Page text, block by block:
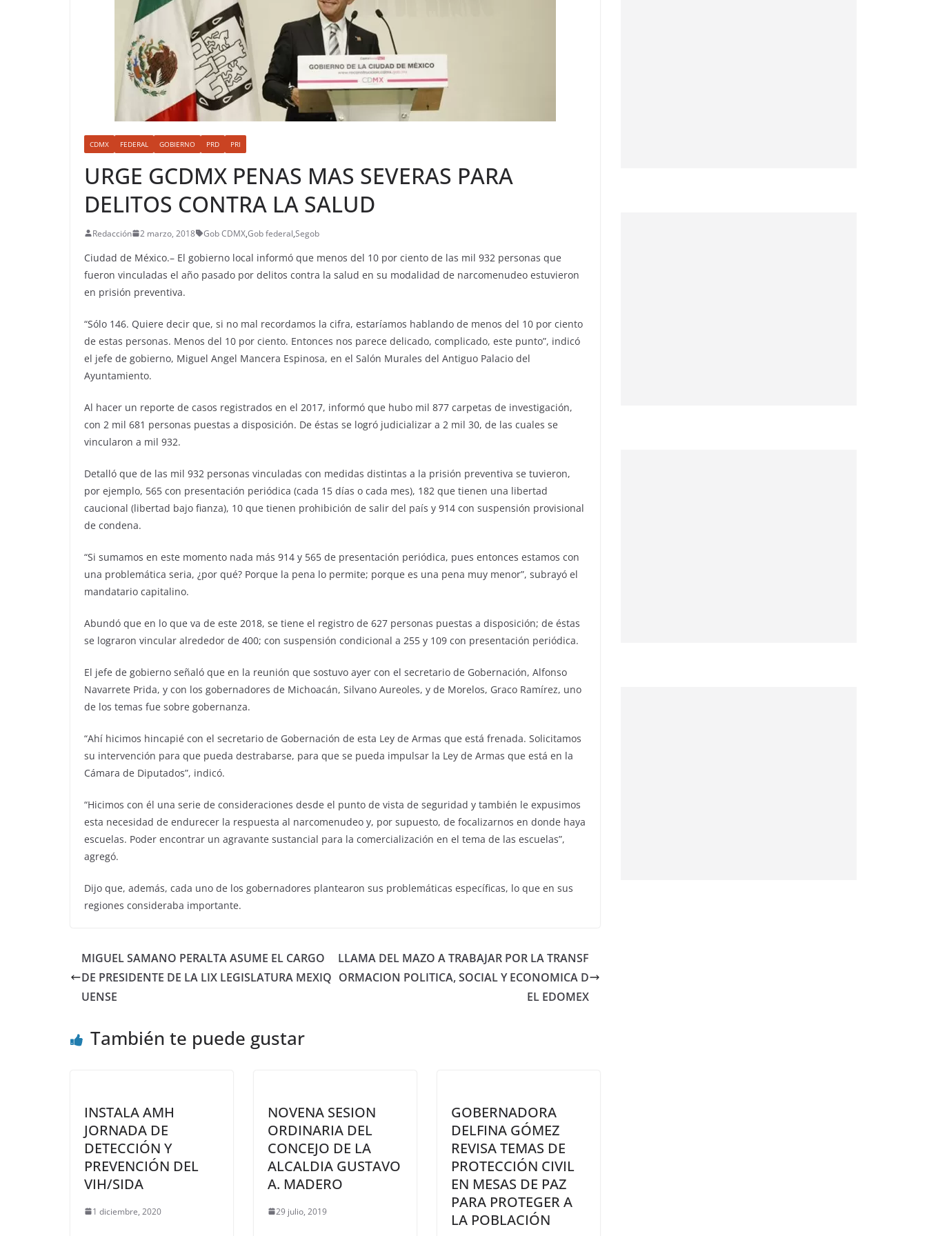
CDMX FEDERAL GOBIERNO PRD PRI
URGE GCDMX PENAS MAS SEVERAS PARA
DELITOS CONTRA LA SALUD
Redacción 2 marzo, 2018 Gob CDMX,Gob federal,Segob
Ciudad de México.– El gobierno local informó que menos del 10 por ciento de las mil 932 personas que
fueron vinculadas el año pasado por delitos contra la salud en su modalidad de narcomenudeo estuvieron
en prisión preventiva.
“Sólo 146. Quiere decir que, si no mal recordamos la cifra, estaríamos hablando de menos del 10 por ciento
de estas personas. Menos del 10 por ciento. Entonces nos parece delicado, complicado, este punto”, indicó
el jefe de gobierno, Miguel Angel Mancera Espinosa, en el Salón Murales del Antiguo Palacio del
Ayuntamiento.
Al hacer un reporte de casos registrados en el 2017, informó que hubo mil 877 carpetas de investigación,
con 2 mil 681 personas puestas a disposición. De éstas se logró judicializar a 2 mil 30, de las cuales se
vincularon a mil 932.
Detalló que de las mil 932 personas vinculadas con medidas distintas a la prisión preventiva se tuvieron,
por ejemplo, 565 con presentación periódica (cada 15 días o cada mes), 182 que tienen una libertad
caucional (libertad bajo fianza), 10 que tienen prohibición de salir del país y 914 con suspensión provisional
de condena.
“Si sumamos en este momento nada más 914 y 565 de presentación periódica, pues entonces estamos con
una problemática seria, ¿por qué? Porque la pena lo permite; porque es una pena muy menor”, subrayó el
mandatario capitalino.
Abundó que en lo que va de este 2018, se tiene el registro de 627 personas puestas a disposición; de éstas
se lograron vincular alrededor de 400; con suspensión condicional a 255 y 109 con presentación periódica.
El jefe de gobierno señaló que en la reunión que sostuvo ayer con el secretario de Gobernación, Alfonso
Navarrete Prida, y con los gobernadores de Michoacán, Silvano Aureoles, y de Morelos, Graco Ramírez, uno
de los temas fue sobre gobernanza.
“Ahí hicimos hincapié con el secretario de Gobernación de esta Ley de Armas que está frenada. Solicitamos
su intervención para que pueda destrabarse, para que se pueda impulsar la Ley de Armas que está en la
Cámara de Diputados”, indicó.
“Hicimos con él una serie de consideraciones desde el punto de vista de seguridad y también le expusimos
esta necesidad de endurecer la respuesta al narcomenudeo y, por supuesto, de focalizarnos en donde haya
escuelas. Poder encontrar un agravante sustancial para la comercialización en el tema de las escuelas”,
agregó.
Dijo que, además, cada uno de los gobernadores plantearon sus problemáticas específicas, lo que en sus
regiones consideraba importante.
MIGUEL SAMANO PERALTA ASUME EL CARGO
DE PRESIDENTE DE LA LIX LEGISLATURA MEXIQ
UENSE
LLAMA DEL MAZO A TRABAJAR POR LA TRANSF
ORMACION POLITICA, SOCIAL Y ECONOMICA D
EL EDOMEX
También te puede gustar
INSTALA AMH
JORNADA DE
DETECCIÓN Y
PREVENCIÓN DEL
VIH/SIDA
1 diciembre, 2020
NOVENA SESION
ORDINARIA DEL
CONCEJO DE LA
ALCALDIA GUSTAVO
A. MADERO
29 julio, 2019
GOBERNADORA
DELFINA GÓMEZ
REVISA TEMAS DE
PROTECCIÓN CIVIL
EN MESAS DE PAZ
PARA PROTEGER A
LA POBLACIÓN